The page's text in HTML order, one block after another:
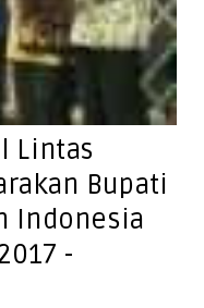
Lintas
Bupati
Indonesia
-